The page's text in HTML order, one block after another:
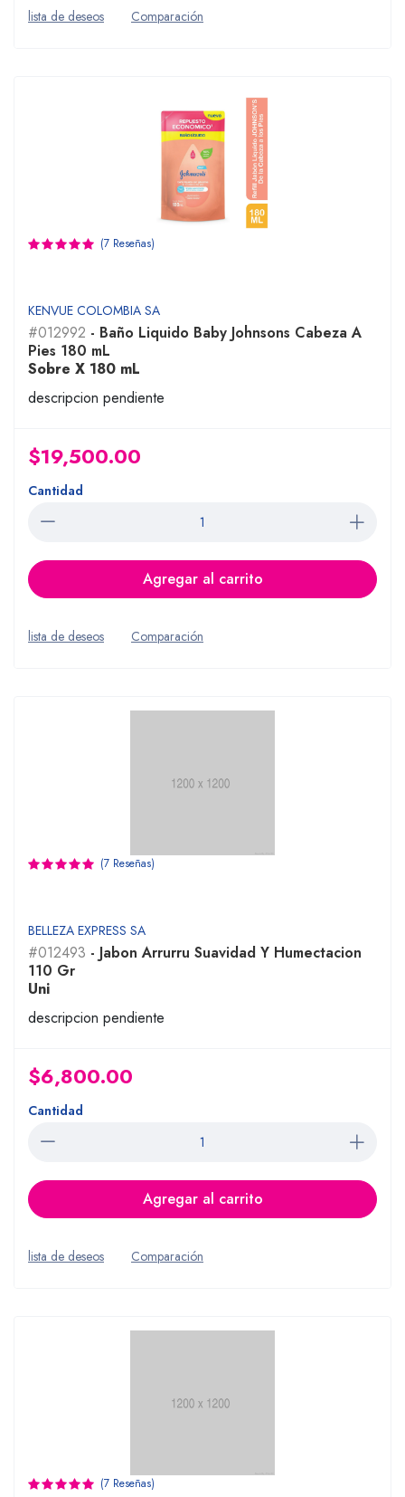
lista de deseos Comparación
(7 Reseñas)
KENVUE COLOMBIA SA
#012992 - Baño Liquido Baby Johnsons Cabeza A
Pies 180 mL
Sobre X 180 mL
descripcion pendiente
$19,500.00
Cantidad
Agregar al carrito
lista de deseos Comparación
(7 Reseñas)
BELLEZA EXPRESS SA
#012493 - Jabon Arrurru Suavidad Y Humectacion
110 Gr
Uni
descripcion pendiente
$6,800.00
Cantidad
Agregar al carrito
lista de deseos Comparación
(7 Reseñas)